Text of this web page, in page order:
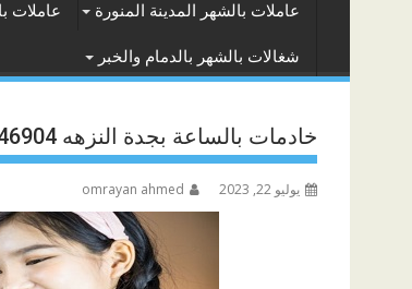
عاملات بالشهر المدينة المنورة عاملات
شغالات بالشهر بالدمام والخبر
خادمات بالساعة بجدة النزهه 0562346904
يوليو 22, 2023 omrayan ahmed